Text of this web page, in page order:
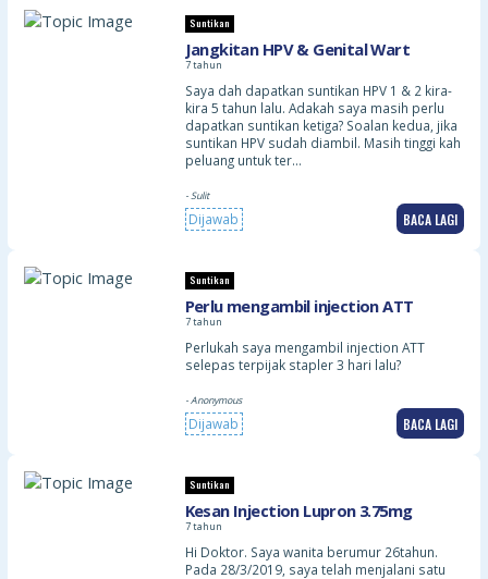
Suntikan
Jangkitan HPV & Genital Wart
7 tahun
Saya dah dapatkan suntikan HPV 1 & 2 kira-
kira 5 tahun lalu. Adakah saya masih perlu
dapatkan suntikan ketiga? Soalan kedua, jika
suntikan HPV sudah diambil. Masih tinggi kah
peluang untuk ter…
- Sulit
Dijawab BACA LAGI
Suntikan
Perlu mengambil injection ATT
7 tahun
Perlukah saya mengambil injection ATT
selepas terpijak stapler 3 hari lalu?
- Anonymous
Dijawab BACA LAGI
Suntikan
Kesan Injection Lupron 3.75mg
7 tahun
Hi Doktor. Saya wanita berumur 26tahun.
Pada 28/3/2019, saya telah menjalani satu